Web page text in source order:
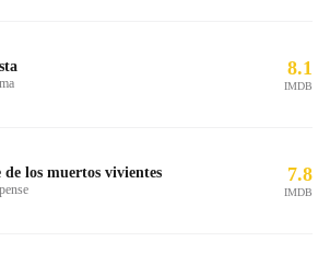
8.1
IMDB
de los muertos vivientes 7.8
IMDB